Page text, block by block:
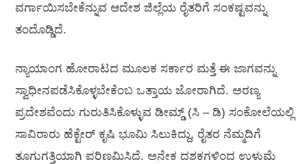
ವರ್ಗಾಯಿಸಬೇಕೆನ್ನುವ ಆದೇಶ ಜಿಲ್ಲೆಯ ರೈತರಿಗೆ ಸಂಕಷ್ಟವನ್ನು
ತಂದೊಡ್ಡಿದೆ.
ನ್ಯಾಯಾಂಗ ಹೋರಾಟದ ಮೂಲಕ ಸರ್ಕಾರ ಮತ್ತೆ ಈ ಜಾಗವನ್ನು
ಸ್ವಾಧೀನಪಡೆಸಿಕೊಳ್ಳಬೇಕೆಂಬ ಒತ್ತಾಯ ಜೋರಾಗಿದೆ. ಅರಣ್ಯ
ಪ್ರದೇಶವೆಂದು ಗುರುತಿಸಿಕೊಳ್ಳುವ ಡೀಮ್ಡ್ (ಸಿ – ಡಿ) ಸಂಕೋಲೆಯಲ್ಲಿ
ಸಾವಿರಾರು ಹೆಕ್ಟೇರ್ ಕೃಷಿ ಭೂಮಿ ಸಿಲುಕಿದ್ದು, ರೈತರ ನೆಮ್ಮದಿಗೆ
ತೂಗುಗತ್ತಿಯಾಗಿ ಪರಿಣಮಿಸಿದೆ. ಅನೇಕ ದಶಕಗಳಿಂದ ಉಳುಮೆ